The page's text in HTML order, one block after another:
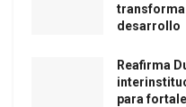
transforma
desarrollo
Reafirma
para